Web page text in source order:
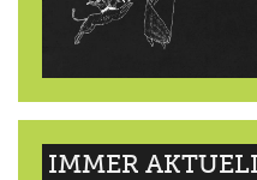
IMMER